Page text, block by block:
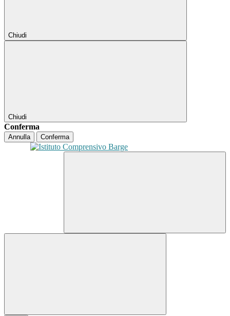
Chiudi
Chiudi
Conferma
Annulla Conferma